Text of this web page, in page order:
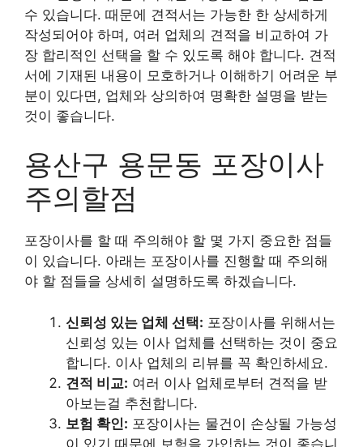
수 있습니다. 때문에 견적서는 가능한 한 상세하게
작성되어야 하며, 여러 업체의 견적을 비교하여 가
장 합리적인 선택을 할 수 있도록 해야 합니다. 견적
서에 기재된 내용이 모호하거나 이해하기 어려운 부
분이 있다면, 업체와 상의하여 명확한 설명을 받는
것이 좋습니다.
용산구 용문동 포장이사
주의할점
포장이사를 할 때 주의해야 할 몇 가지 중요한 점들
이 있습니다. 아래는 포장이사를 진행할 때 주의해
야 할 점들을 상세히 설명하도록 하겠습니다.
신뢰성 있는 업체 선택: 포장이사를 위해서는
신뢰성 있는 이사 업체를 선택하는 것이 중요
합니다. 이사 업체의 리뷰를 꼭 확인하세요.
견적 비교: 여러 이사 업체로부터 견적을 받
아보는걸 추천합니다.
보험 확인: 포장이사는 물건이 손상될 가능성
이 있기 때문에 보험을 가입하는 것이 좋습니